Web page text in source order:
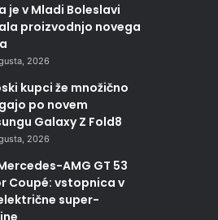
je v Mladi Boleslavi
proizvodnjo novega
2026
kupci že množično
po novem
Galaxy Z Fold8
2026
AMG GT 53
Coupé: vstopnica v
super-